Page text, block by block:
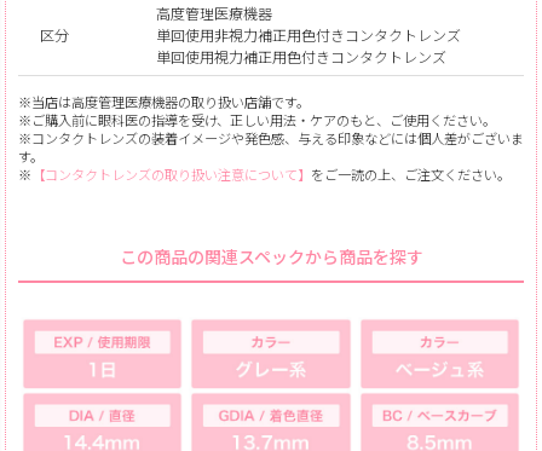
区分
高度管理医療機器
単回使用非視力補正用色付きコンタクトレンズ
単回使用視力補正用色付きコンタクトレンズ
※当店は高度管理医療機器の取り扱い店舗です。
※ご購入前に眼科医の指導を受け、正しい用法・ケアのもと、ご使用ください。
※コンタクトレンズの装着イメージや発色感、与える印象などには個人差がございま
す。
※ 【コンタクトレンズの取り扱い注意について】 をご一読の上、ご注文ください。
この商品の関連スペックから商品を探す